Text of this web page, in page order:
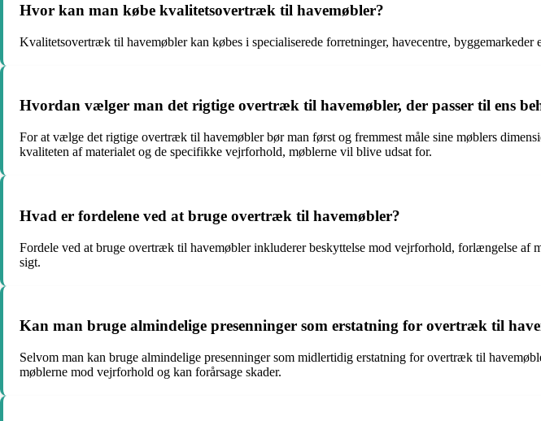
Hvor kan man købe kvalitetsovertræk til havemøbler?
Kvalitetsovertræk til havemøbler kan købes i specialiserede forretninger, havecentre,
Hvordan vælger man det rigtige overtræk til havemøbler, der passer til ens
For at vælge det rigtige overtræk til havemøbler bør man først og fremmest måle sine møblers
kvaliteten af materialet og de specifikke vejrforhold, møblerne vil blive udsat for.
Hvad er fordelene ved at bruge overtræk til havemøbler?
Fordele ved at bruge overtræk til havemøbler inkluderer beskyttelse mod vejrforhold, forlængelse af
sigt.
Kan man bruge almindelige presenninger som erstatning for overtræk til
Selvom man kan bruge almindelige presenninger som midlertidig erstatning for overtræk til
møblerne mod vejrforhold og kan forårsage skader.